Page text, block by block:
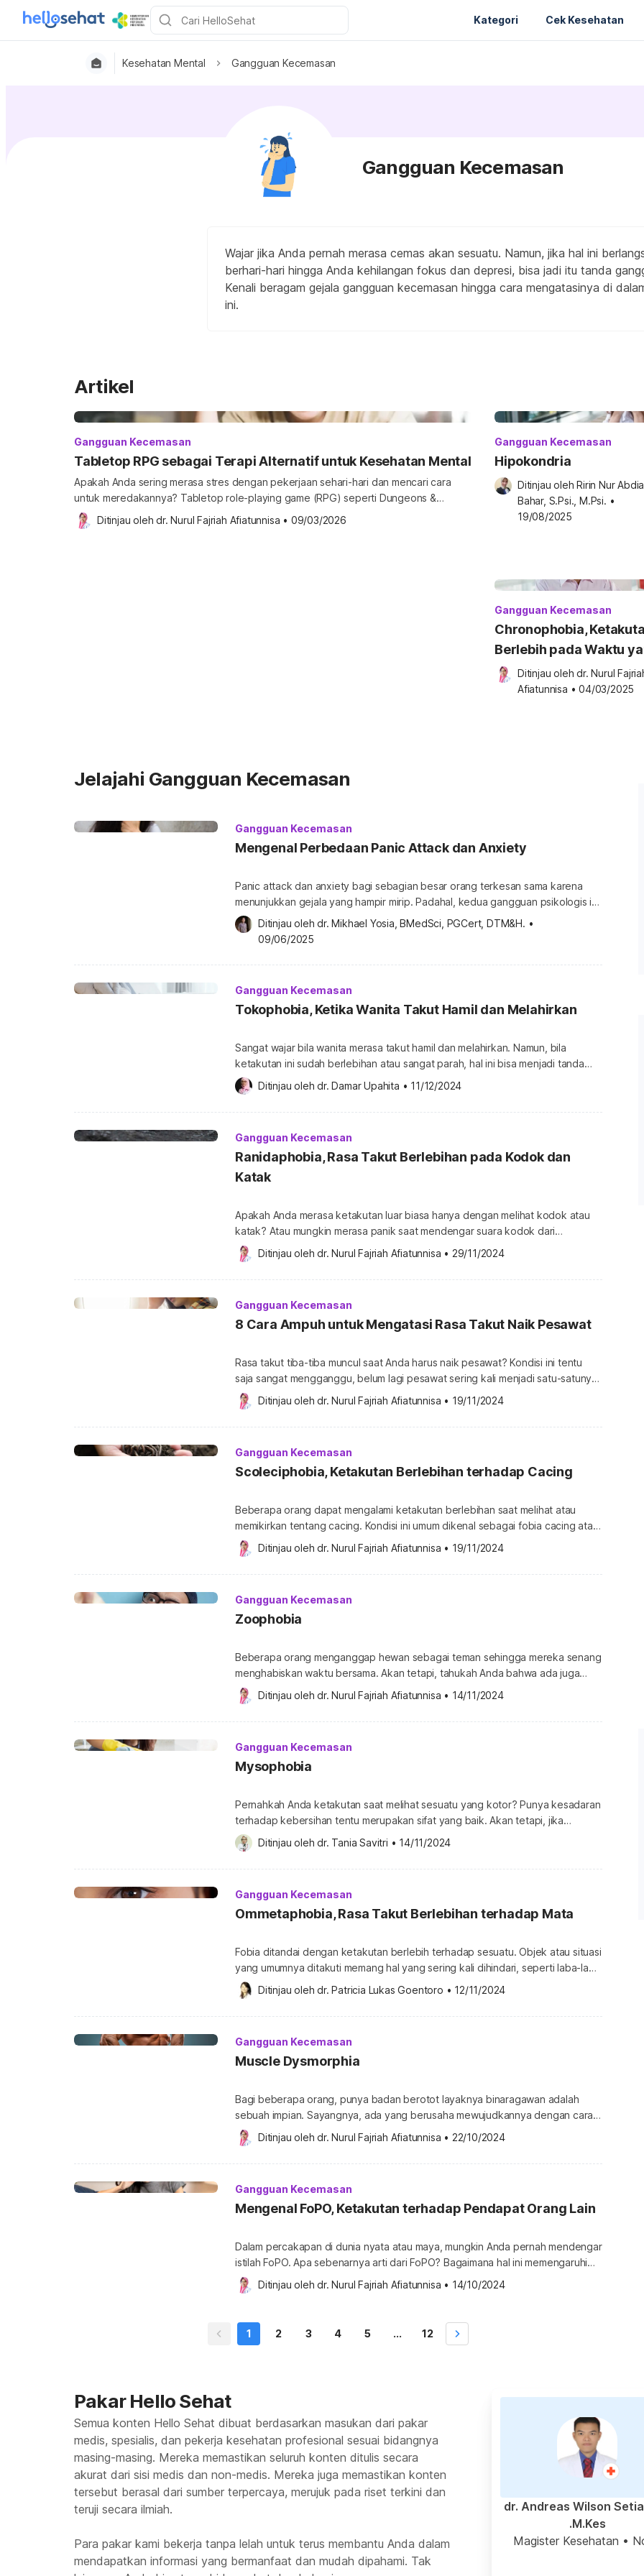
Kategori Cek Kesehatan
Kesehatan Mental Gangguan Kecemasan
Gangguan Kecemasan
Wajar jika Anda pernah merasa cemas akan sesuatu. Namun, jika hal ini
berhari-hari hingga Anda kehilangan fokus dan depresi, bisa jadi itu tanda
Kenali beragam gejala gangguan kecemasan hingga cara mengatasinya di
ini.
Artikel
Gangguan Kecemasan
Tabletop RPG sebagai Terapi Alternatif untuk Kesehatan Mental
Apakah Anda sering merasa stres dengan pekerjaan sehari-hari dan mencari cara
untuk meredakannya? Tabletop role-playing game (RPG) seperti Dungeons &
Dragons (D&D) mungkin bisa menjadi solusinya. Permainan tersebut memungkinkan
Anda dan teman-teman berimajinasi menjadi karakter fiksi dalam petualangan fantasi.
Ditinjau oleh dr. Nurul Fajriah Afiatunnisa • 09/03/2026
Gangguan Kecemasan
Hipokondria
Ditinjau oleh Ririn Nur
Bahar, S.Psi., M.Psi. •
19/08/2025
Gangguan Kecemasan
Chronophobia,
Berlebih pada Waktu
Berlalu
Ditinjau oleh dr. Nurul
Afiatunnisa • 04/03/2025
Jelajahi Gangguan Kecemasan
Gangguan Kecemasan
Mengenal Perbedaan Panic Attack dan Anxiety
Panic attack dan anxiety bagi sebagian besar orang terkesan sama karena
menunjukkan gejala yang hampir mirip. Padahal, kedua gangguan psikologis ini
punya sejumlah perbedaan. Simak perbedaan panic attack dan anxiety dalam
pembahasan berikut ini. Perbedaan panic attack dan anxiety disorder Panic
disorder, seperti jantung berdebar, sesak napas, keringat […]
Ditinjau oleh dr. Mikhael Yosia, BMedSci, PGCert, DTM&H. •
09/06/2025
Gangguan Kecemasan
Tokophobia, Ketika Wanita Takut Hamil dan Melahirkan
Sangat wajar bila wanita merasa takut hamil dan melahirkan. Namun, bila
ketakutan ini sudah berlebihan atau sangat parah, hal ini bisa menjadi tanda
bahwa Anda mengalami kondisi yang disebut tokophobia. Untuk lebih jelasnya,
simak pembahasan di bawah ini. Apa itu tokophobia? Tokophobia adalah suatu
kondisi psikologis saat wanita mengalami rasa takut yang berlebihan atau tidak
Ditinjau oleh dr. Damar Upahita • 11/12/2024
Gangguan Kecemasan
Ranidaphobia, Rasa Takut Berlebihan pada Kodok dan
Katak
Apakah Anda merasa ketakutan luar biasa hanya dengan melihat kodok atau
katak? Atau mungkin merasa panik saat mendengar suara kodok dari
kejauhan? Jika iya, mungkin Anda mengalami ranidaphobia. Cari tahu apa saja
gejala dan solusinya di bawah ini! Apa itu ranidaphobia? Ranidaphobia adalah
rasa takut yang tidak wajar, berlebihan, dan irasional terhadap kodok atau
Ditinjau oleh dr. Nurul Fajriah Afiatunnisa • 29/11/2024
Gangguan Kecemasan
8 Cara Ampuh untuk Mengatasi Rasa Takut Naik Pesawat
Rasa takut tiba-tiba muncul saat Anda harus naik pesawat? Kondisi ini tentu
saja sangat mengganggu, belum lagi pesawat sering kali menjadi satu-satunya
mode transportasi untuk perjalanan jauh. Lantas, adakah cara yang efektif
untuk mengatasinya? Simak uraian berikut untuk jawabannya. Cara mengatasi
rasa takut naik pesawat Supaya perjalanan Anda dengan pesawat lebih
Ditinjau oleh dr. Nurul Fajriah Afiatunnisa • 19/11/2024
Gangguan Kecemasan
Scoleciphobia, Ketakutan Berlebihan terhadap Cacing
Beberapa orang dapat mengalami ketakutan berlebihan saat melihat atau
memikirkan tentang cacing. Kondisi ini umum dikenal sebagai fobia cacing atau
scoleciphobia. Kenali lebih lanjut mengenai gejala, penyebab, hingga cara
mengatasinya berikut ini. Apa itu scoleciphobia? Scoleciphobia atau fobia
cacing adalah ketakutan berlebihan dan tidak masuk akal pada cacing. Istilah
Ditinjau oleh dr. Nurul Fajriah Afiatunnisa • 19/11/2024
Gangguan Kecemasan
Zoophobia
Beberapa orang menganggap hewan sebagai teman sehingga mereka senang
menghabiskan waktu bersama. Akan tetapi, tahukah Anda bahwa ada juga
yang memiliki fobia terhadap hewan tertentu? Jenis fobia ini dikenal dengan
zoophobia. Lantas, apa yang harus dilakukan jika Anda memiliki fobia pada
hewan? Haruskah Anda terus menghindarinya? Untuk lebih memahami kondisi
Ditinjau oleh dr. Nurul Fajriah Afiatunnisa • 14/11/2024
Gangguan Kecemasan
Mysophobia
Pernahkah Anda ketakutan saat melihat sesuatu yang kotor? Punya kesadaran
terhadap kebersihan tentu merupakan sifat yang baik. Akan tetapi, jika
sesuatu yang kotor sampai membuat Anda ketakutan, Anda mungkin
mengalami mysophobia. Untuk memahami lebih dalam tentang apa itu
misofobia dan cara mengatasinya, simak informasi berikut. Apa itu
masuk […]
Ditinjau oleh dr. Tania Savitri • 14/11/2024
Gangguan Kecemasan
Ommetaphobia, Rasa Takut Berlebihan terhadap Mata
Fobia ditandai dengan ketakutan berlebih terhadap sesuatu. Objek atau situasi
yang umumnya ditakuti memang hal yang sering kali dihindari, seperti laba-laba
atau ketinggian. Namun, apa jadinya bila ada seseorang yang mengalami fobia
pada mata atau ommetaphobia? Apa itu ommetaphobia? Fobia ini mungkin
terdengar konyol dan tak masuk akal bagi Anda. Nyatanya, fobia bisa muncul
Ditinjau oleh dr. Patricia Lukas Goentoro • 12/11/2024
Gangguan Kecemasan
Muscle Dysmorphia
Bagi beberapa orang, punya badan berotot layaknya binaragawan adalah
sebuah impian. Sayangnya, ada yang berusaha mewujudkannya dengan cara
kurang tepat sampai akhirnya mengalami kondisi yang disebut muscle
dysmorphia. Supaya otot impian Anda tercapai tanpa membahayakan
kesehatan, mari pahami lebih lanjut tentang muscle dysmorphia melalui uraian
adalah gangguan psikologis […]
Ditinjau oleh dr. Nurul Fajriah Afiatunnisa • 22/10/2024
Gangguan Kecemasan
Mengenal FoPO, Ketakutan terhadap Pendapat Orang Lain
Dalam percakapan di dunia nyata atau maya, mungkin Anda pernah mendengar
istilah FoPO. Apa sebenarnya arti dari FoPO? Bagaimana hal ini memengaruhi
hubungan sosial Anda dalam kehidupan sehari-hari? Cari tahu selengkapnya
dalam pembahasan berikut ini. Apa itu FoPO? FoPO adalah singkatan dari Fear
ketakutan terhadap pendapat […]
Ditinjau oleh dr. Nurul Fajriah Afiatunnisa • 14/10/2024
1 2 3 4 5 ... 12
Pakar Hello Sehat
Semua konten Hello Sehat dibuat berdasarkan masukan dari pakar
medis, spesialis, dan pekerja kesehatan profesional sesuai bidangnya
masing-masing. Mereka memastikan seluruh konten ditulis secara
akurat dari sisi medis dan non-medis. Mereka juga memastikan konten
tersebut berasal dari sumber terpercaya, merujuk pada riset terkini dan
teruji secara ilmiah.
Para pakar kami bekerja tanpa lelah untuk terus membantu Anda dalam
mendapatkan informasi yang bermanfaat dan mudah dipahami. Tak
dr. Andreas Wilson
M.Kes.
Magister Kesehatan •